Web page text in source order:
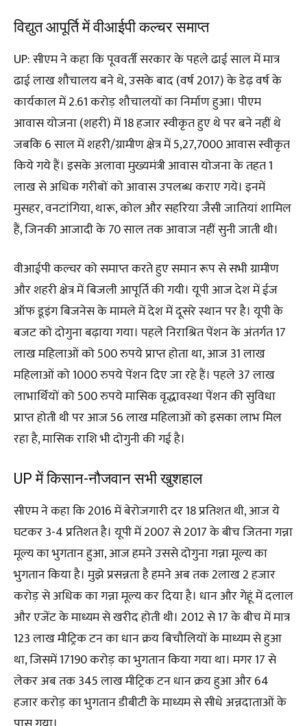
विद्युत आपूर्ति में वीआईपी कल्चर समाप्त
UP: सीएम ने कहा कि पूववर्ती सरकार के पहले ढाई साल में मात्र
ढाई लाख शौचालय बने थे, उसके बाद (वर्ष 2017) के डेढ़ वर्ष के
कार्यकाल में 2.61 करोड़ शौचालयों का निर्माण हुआ। पीएम
आवास योजना (शहरी) में 18 हजार स्वीकृत हुए थे पर बने नहीं थे
जबकि 6 साल में शहरी/ग्रामीण क्षेत्र में 5,27,7000 आवास स्वीकृत
किये गये हैं। इसके अलावा मुख्यमंत्री आवास योजना के तहत 1
लाख से अधिक गरीबों को आवास उपलब्ध कराए गये। इनमें
मुसहर, वनटांगिया, थारू, कोल और सहरिया जैसी जातियां शामिल
हैं, जिनकी आजादी के 70 साल तक आवाज नहीं सुनी जाती थी।
वीआईपी कल्चर को समाप्त करते हुए समान रूप से सभी ग्रामीण
और शहरी क्षेत्र में बिजली आपूर्ति की गयी। यूपी आज देश में ईज
ऑफ डूइंग बिजनेस के मामले में देश में दूसरे स्थान पर है। यूपी के
बजट को दोगुना बढ़ाया गया। पहले निराश्रित पेंशन के अंतर्गत 17
लाख महिलाओं को 500 रुपये प्राप्त होता था, आज 31 लाख
महिलाओं को 1000 रुपये पेंशन दिए जा रहे हैं। पहले 37 लाख
लाभार्थियों को 500 रुपये मासिक वृद्धावस्था पेंशन की सुविधा
प्राप्त होती थी पर आज 56 लाख महिलाओं को इसका लाभ मिल
रहा है, मासिक राशि भी दोगुनी की गई है।
UP में किसान-नौजवान सभी खुशहाल
सीएम ने कहा कि 2016 में बेरोजगारी दर 18 प्रतिशत थी, आज ये
घटकर 3-4 प्रतिशत है। यूपी में 2007 से 2017 के बीच जितना गन्ना
मूल्य का भुगतान हुआ, आज हमने उससे दोगुना गन्ना मूल्य का
भुगतान किया है। मुझे प्रसन्नता है हमने अब तक 2लाख 2 हजार
करोड़ से अधिक का गन्ना मूल्य कर दिया है। धान और गेहूं में दलाल
और एजेंट के माध्यम से खरीद होती थी। 2012 से 17 के बीच में मात्र
123 लाख मीट्रिक टन का धान क्रय बिचौलियों के माध्यम से हुआ
था, जिसमें 17190 करोड़ का भुगतान किया गया था। मगर 17 से
लेकर अब तक 345 लाख मीट्रिक टन धान क्रय हुआ और 64
हजार करोड़ का भुगतान डीबीटी के माध्यम से सीधे अन्नदाताओं के